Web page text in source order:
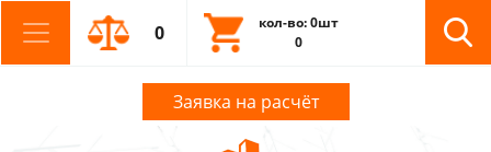
0
кол-во: 0шт
0
Заявка на расчёт